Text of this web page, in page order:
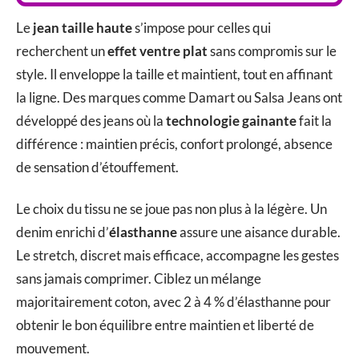
Lejean taille hautes’impose pour celles qui
recherchent uneffet ventre platsans compromis sur le
style. Il enveloppe la taille et maintient, tout en affinant
la ligne. Des marques comme Damart ou Salsa Jeans ont
développé des jeans où latechnologie gainantefait la
différence : maintien précis, confort prolongé, absence
de sensation d’étouffement.
Le choix du tissu ne se joue pas non plus à la légère. Un
denim enrichi d’élasthanneassure une aisance durable.
Le stretch, discret mais efficace, accompagne les gestes
sans jamais comprimer. Ciblez un mélange
majoritairement coton, avec 2 à 4 % d’élasthanne pour
obtenir le bon équilibre entre maintien et liberté de
mouvement.